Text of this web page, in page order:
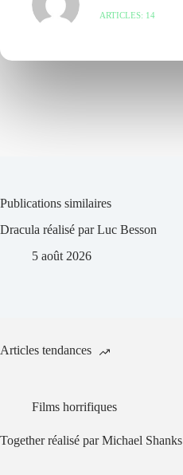
ARTICLES: 14
Publications similaires
Dracula réalisé par Luc Besson
5 août 2026
Articles tendances
Films horrifiques
Together réalisé par Michael Shanks